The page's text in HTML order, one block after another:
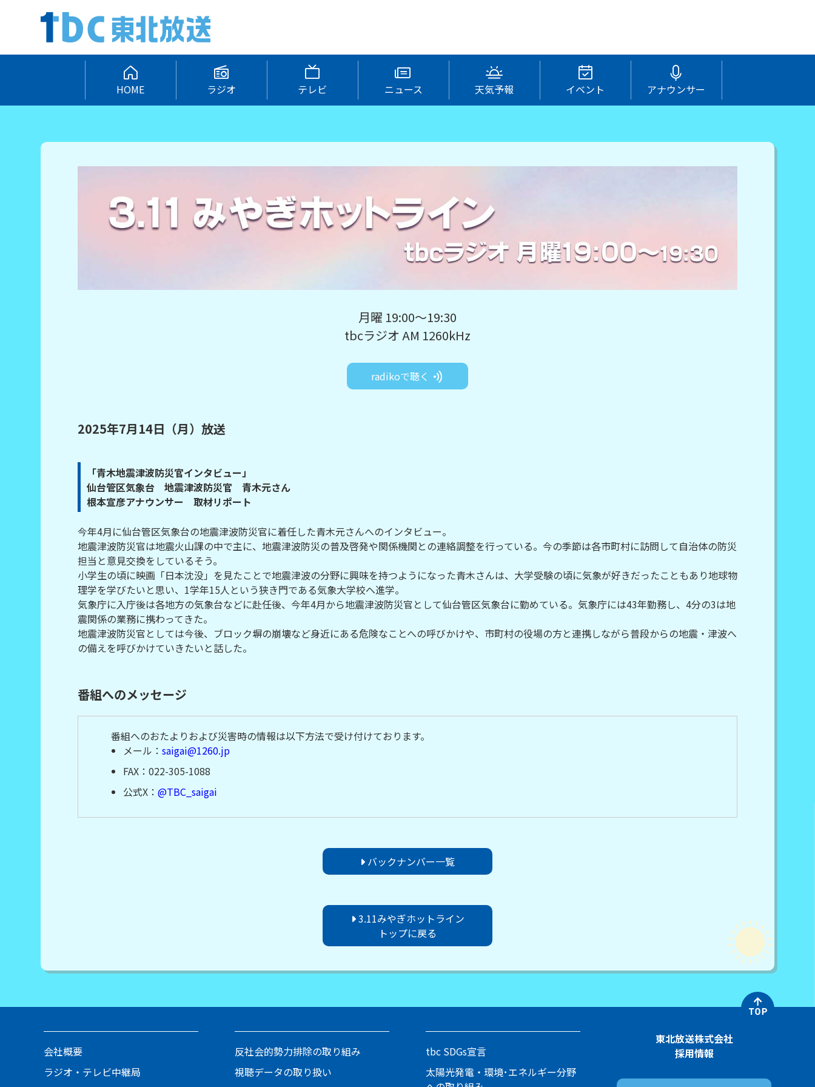
HOME ラジオ テレビ ニュース 天気予報 イベント アナウンサー
月曜 19:00～19:30
tbcラジオ AM 1260kHz
radikoで聴く
2025年7月14日（月）放送
「青木地震津波防災官インタビュー」
仙台管区気象台 地震津波防災官 青木元さん
根本宣彦アナウンサー 取材リポート
今年4月に仙台管区気象台の地震津波防災官に着任した青木元さんへのインタビュー。
地震津波防災官は地震火山課の中で主に、地震津波防災の普及啓発や関係機関との連絡調整を行っている。今の季節は各市町村に訪問して自治体の防災
担当と意見交換をしているそう。
小学生の頃に映画「日本沈没」を見たことで地震津波の分野に興味を持つようになった青木さんは、大学受験の頃に気象が好きだったこともあり地球物
理学を学びたいと思い、1学年15人という狭き門である気象大学校へ進学。
気象庁に入庁後は各地方の気象台などに赴任後、今年4月から地震津波防災官として仙台管区気象台に勤めている。気象庁には43年勤務し、4分の3は地
震関係の業務に携わってきた。
地震津波防災官としては今後、ブロック塀の崩壊など身近にある危険なことへの呼びかけや、市町村の役場の方と連携しながら普段からの地震・津波へ
の備えを呼びかけていきたいと話した。
番組へのメッセージ
番組へのおたよりおよび災害時の情報は以下方法で受け付けております。
メール：saigai@1260.jp
FAX：022-305-1088
公式X：@TBC_saigai
バックナンバー一覧
3.11みやぎホットライン
トップに戻る
会社概要
ラジオ・テレビ中継局
反社会的勢力排除の取り組み
視聴データの取り扱い
tbc SDGs宣言
太陽光発電・環境･エネルギー分野
東北放送株式会社
採用情報